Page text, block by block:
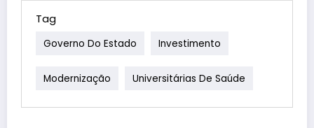
Tag
Governo Do Estado Investimento
Modernização Universitárias De Saúde